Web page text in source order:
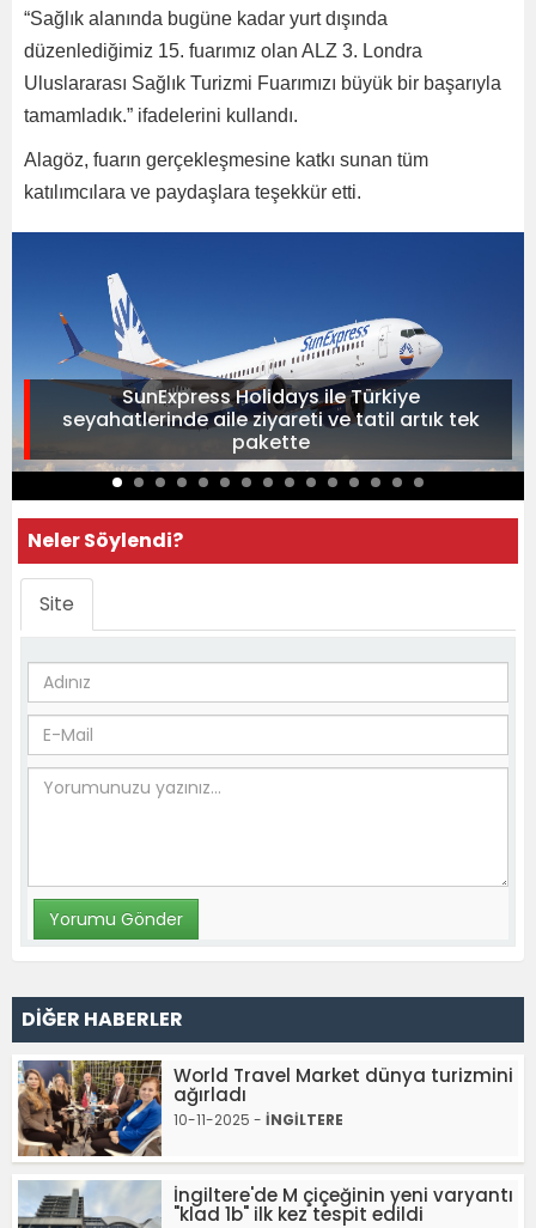
“Sağlık alanında bugüne kadar yurt dışında
düzenlediğimiz 15. fuarımız olan ALZ 3. Londra
Uluslararası Sağlık Turizmi Fuarımızı büyük bir başarıyla
tamamladık.” ifadelerini kullandı.
Alagöz, fuarın gerçekleşmesine katkı sunan tüm
katılımcılara ve paydaşlara teşekkür etti.
SunExpress Holidays ile Türkiye
seyahatlerinde aile ziyareti ve tatil artık tek
pakette
Neler Söylendi?
Site
DİĞER HABERLER
World Travel Market dünya turizmini
ağırladı
10-11-2025 - İNGİLTERE
İngiltere'de M çiçeğinin yeni varyantı
"klad 1b" ilk kez tespit edildi